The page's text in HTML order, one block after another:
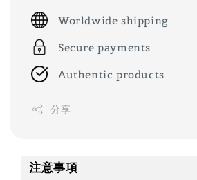
price
Worldwide shipping
Secure payments
Authentic products
分享
注意事項